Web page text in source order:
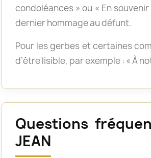
condoléances » ou « En
dernier hommage au défunt.
Pour les gerbes et certaines
d’être lisible, par exemple : « À
Questions
JEAN